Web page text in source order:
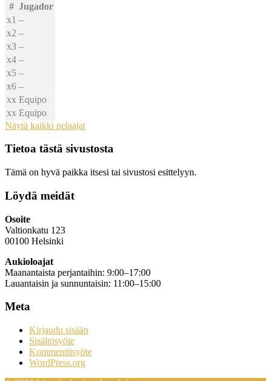
# Jugador
x1 –
x2 –
x3 –
x4 –
x5 –
x6 –
xx Equipo
xx Equipo
Näytä kaikki pelaajat
Tietoa tästä sivustosta
Tämä on hyvä paikka itsesi tai sivustosi esittelyyn.
Löydä meidät
Osoite
Valtionkatu 123
00100 Helsinki
Aukioloajat
Maanantaista perjantaihin: 9:00–17:00
Lauantaisin ja sunnuntaisin: 11:00–15:00
Meta
Kirjaudu sisään
Sisältösyöte
Kommenttisyöte
WordPress.org